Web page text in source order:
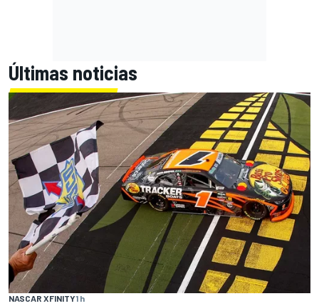
Últimas noticias
NASCAR XFINITY1 h